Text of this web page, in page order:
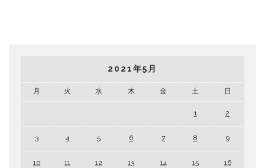
2021年5月
月 火 水 木 金 土 日
1 2
3 4 5 6 7 8 9
10 11 12 13 14 15 16